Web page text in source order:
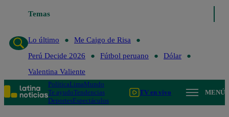
Temas
Lo último
Me Caigo de Risa
Perú Decide 2026
Fútbol peruano
Dólar
Valentina Valiente
PolíticaLimaMundo
Te ayudoTendencias
DeportesEspectáculos
TV en vivo MENÚ